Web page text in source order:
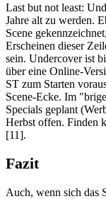
Last but not least:
Jahre alt zu werden.
Scene
Erscheinen dieser
sein. Undercover ist
über eine Online-
ST zum Starten
Scene-Ecke. Im
Specials geplant
Herbst offen. Finden
[11].
Fazit
Auch, wenn sich das